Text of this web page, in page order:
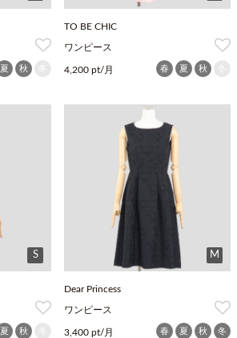
夏 秋
TO BE CHIC
ワンピース
4,200 pt/月 春 夏 秋
S
夏 秋
M
Dear Princess
ワンピース
3,400 pt/月 春 夏 秋 冬